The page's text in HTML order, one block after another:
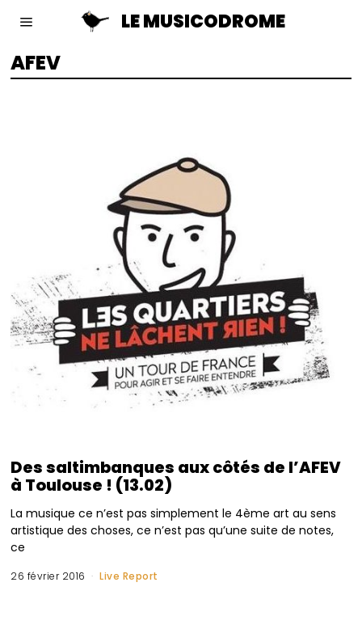
LE MUSICODROME
AFEV
Des saltimbanques aux côtés de l’AFEV
à Toulouse ! (13.02)
La musique ce n’est pas simplement le 4ème art au sens
artistique des choses, ce n’est pas qu’une suite de notes,
ce
26 février 2016 Live Report